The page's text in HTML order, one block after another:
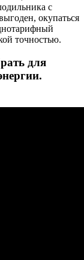
с
окупаться
точностью.
для